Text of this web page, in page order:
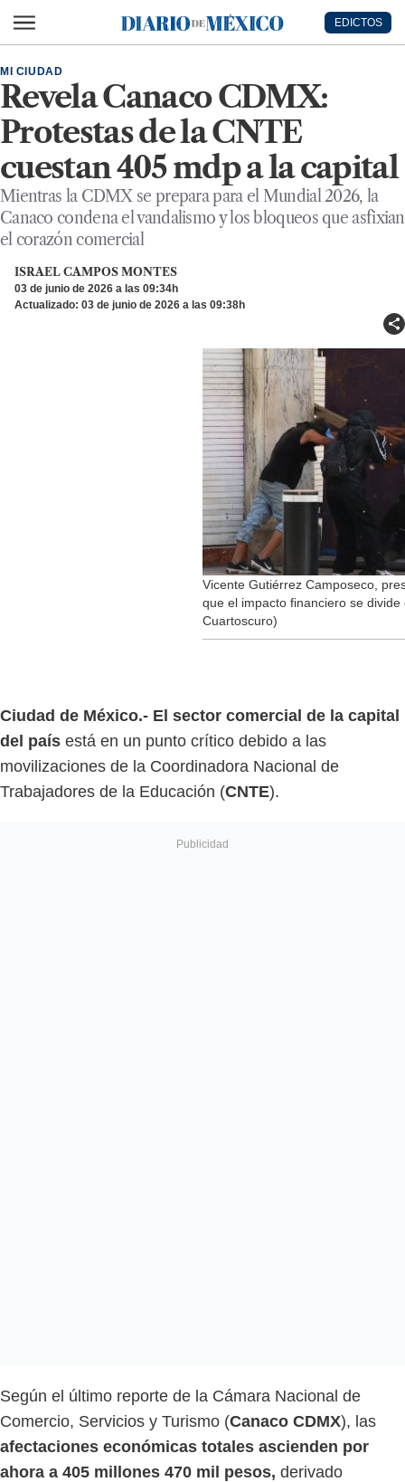
Diario de México
EDICTOS
Revela Canaco CDMX:
Protestas de la CNTE
cuestan 405 mdp a la capital
MI CIUDAD
Mientras la CDMX se prepara para el Mundial 2026, la
Canaco condena el vandalismo y los bloqueos que asfixian
el corazón comercial
ISRAEL CAMPOS MONTES
03 de junio de 2026 a las 09:34h
Actualizado: 03 de junio de 2026 a las 09:38h
Vicente Gutiérrez Camposeco,
que el impacto financiero se
Cuartoscuro)
Ciudad de México.- El sector comercial de la capital
del país está en un punto crítico debido a las
movilizaciones de la Coordinadora Nacional de
Trabajadores de la Educación (CNTE).
Según el último reporte de la Cámara Nacional de
Comercio, Servicios y Turismo (Canaco CDMX), las
afectaciones económicas totales ascienden por
ahora a 405 millones 470 mil pesos, derivado